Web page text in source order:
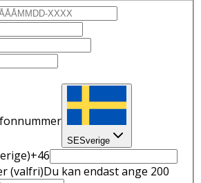
SESverige
+46
(valfri)Du kan endast ange 200